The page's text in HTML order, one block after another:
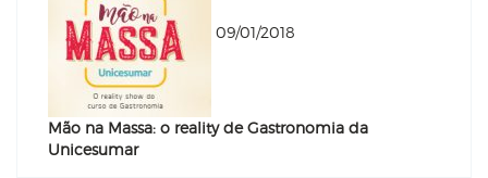
09/01/2018
Mão na Massa: o reality de Gastronomia da
Unicesumar